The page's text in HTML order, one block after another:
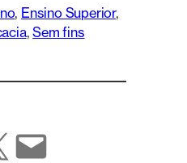
, Ensino Superior
, Sem fins
Compartilhar por e-mail